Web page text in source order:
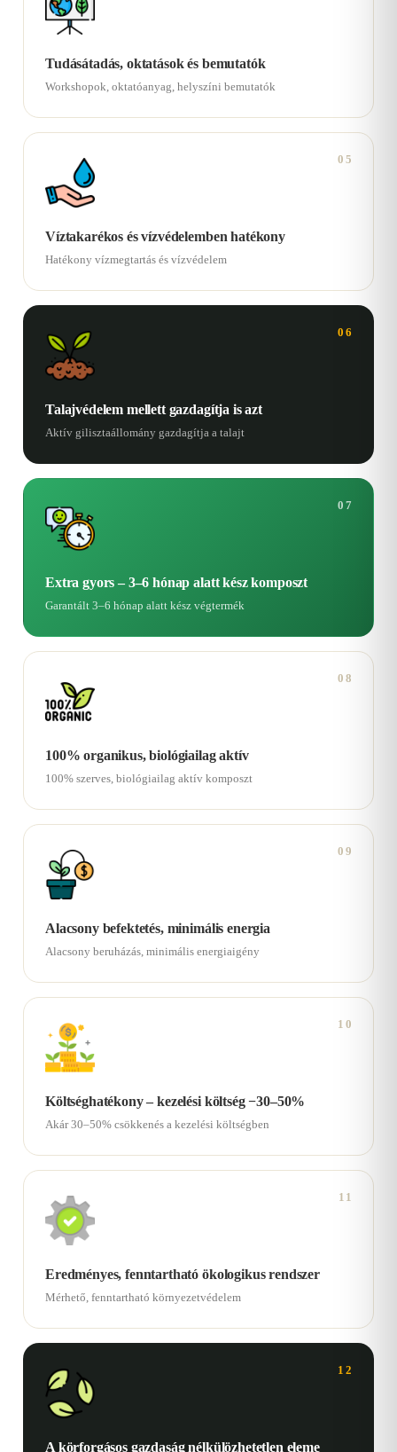
Tudásátadás, oktatások és bemutatók
Workshopok, oktatóanyag, helyszíni bemutatók
05
Víztakarékos és vízvédelemben hatékony
Hatékony vízmegtartás és vízvédelem
06
Talajvédelem mellett gazdagítja is azt
Aktív gilisztaállomány gazdagítja a talajt
07
Extra gyors – 3–6 hónap alatt kész komposzt
Garantált 3–6 hónap alatt kész végtermék
08
100% organikus, biológiailag aktív
100% szerves, biológiailag aktív komposzt
09
Alacsony befektetés, minimális energia
Alacsony beruházás, minimális energiaigény
10
Költséghatékony – kezelési költség −30–50%
Akár 30–50% csökkenés a kezelési költségben
11
Eredményes, fenntartható ökologikus rendszer
Mérhető, fenntartható környezetvédelem
12
A körforgásos gazdaság nélkülözhetetlen eleme